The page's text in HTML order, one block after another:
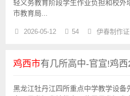
轻义务教育阶段学生作业负担和校外
市教育局...
2026-05-12 54 伊春制作
鸡西市有几所高中-官宣!鸡
黑龙江牡丹江四所重点中学教学设备